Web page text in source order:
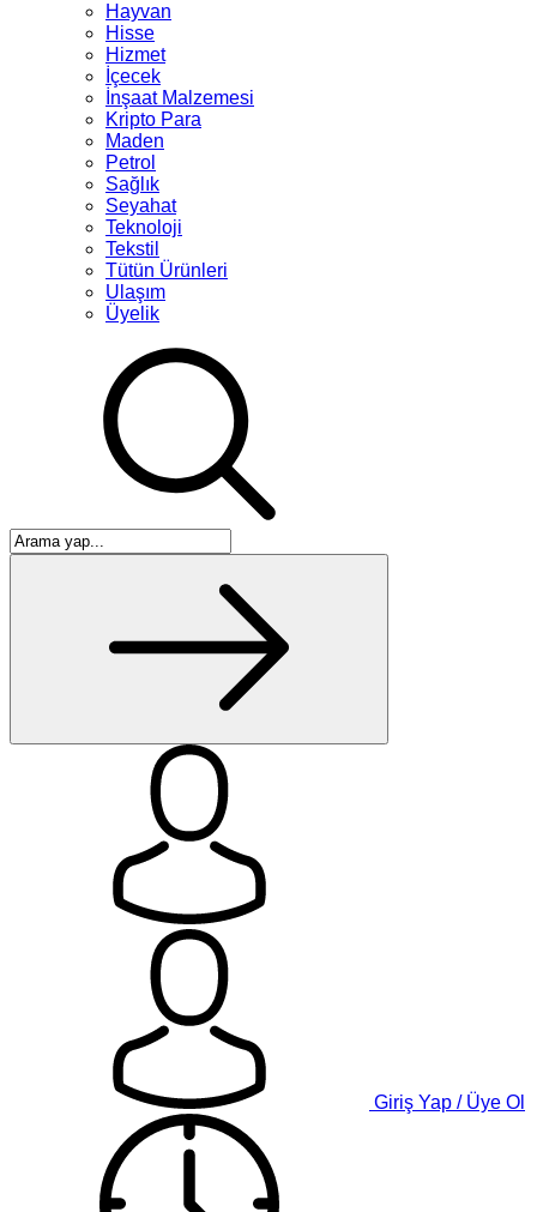
Hayvan
Hisse
Hizmet
İçecek
İnşaat Malzemesi
Kripto Para
Maden
Petrol
Sağlık
Seyahat
Teknoloji
Tekstil
Tütün Ürünleri
Ulaşım
Üyelik
Giriş Yap / Üye Ol